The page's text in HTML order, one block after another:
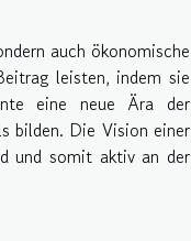
auch ökonomische
leisten, indem sie
eine neue Ära der
bilden. Die Vision einer
und somit aktiv an der